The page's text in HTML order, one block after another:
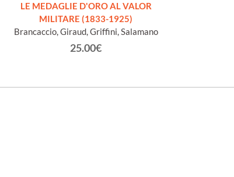
LE MEDAGLIE D'ORO AL VALOR
MILITARE (1833-1925)
Brancaccio, Giraud, Griffini, Salamano
25.00€